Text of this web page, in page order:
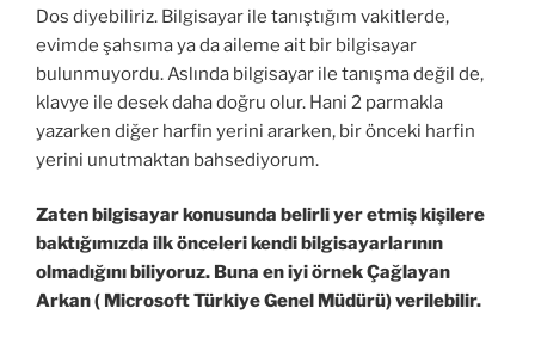
Dos diyebiliriz. Bilgisayar ile tanıştığım vakitlerde,
evimde şahsıma ya da aileme ait bir bilgisayar
bulunmuyordu. Aslında bilgisayar ile tanışma değil de,
klavye ile desek daha doğru olur. Hani 2 parmakla
yazarken diğer harfin yerini ararken, bir önceki harfin
yerini unutmaktan bahsediyorum.
Zaten bilgisayar konusunda belirli yer etmiş kişilere
baktığımızda ilk önceleri kendi bilgisayarlarının
olmadığını biliyoruz. Buna en iyi örnek Çağlayan
Arkan ( Microsoft Türkiye Genel Müdürü) verilebilir.